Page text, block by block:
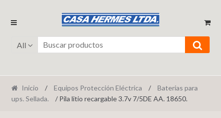
Ir
navegación
Ir
contenido
All
Inicio / Equipos Protección Eléctrica /
Baterias para
ups. Sellada.
/ Pila litio recargable 3.7v 7/5DE AA. 18650.